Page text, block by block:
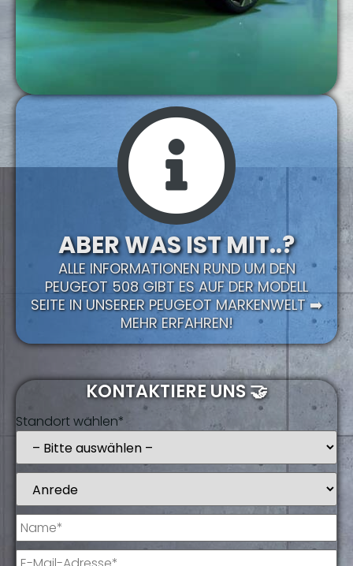
ABER WAS IST MIT..?
ALLE INFORMATIONEN RUND UM DEN
PEUGEOT 508 GIBT ES AUF DER MODELL
SEITE IN UNSERER PEUGEOT MARKENWELT ➡️
MEHR ERFAHREN!
KONTAKTIERE UNS 🤝
Standort wählen*